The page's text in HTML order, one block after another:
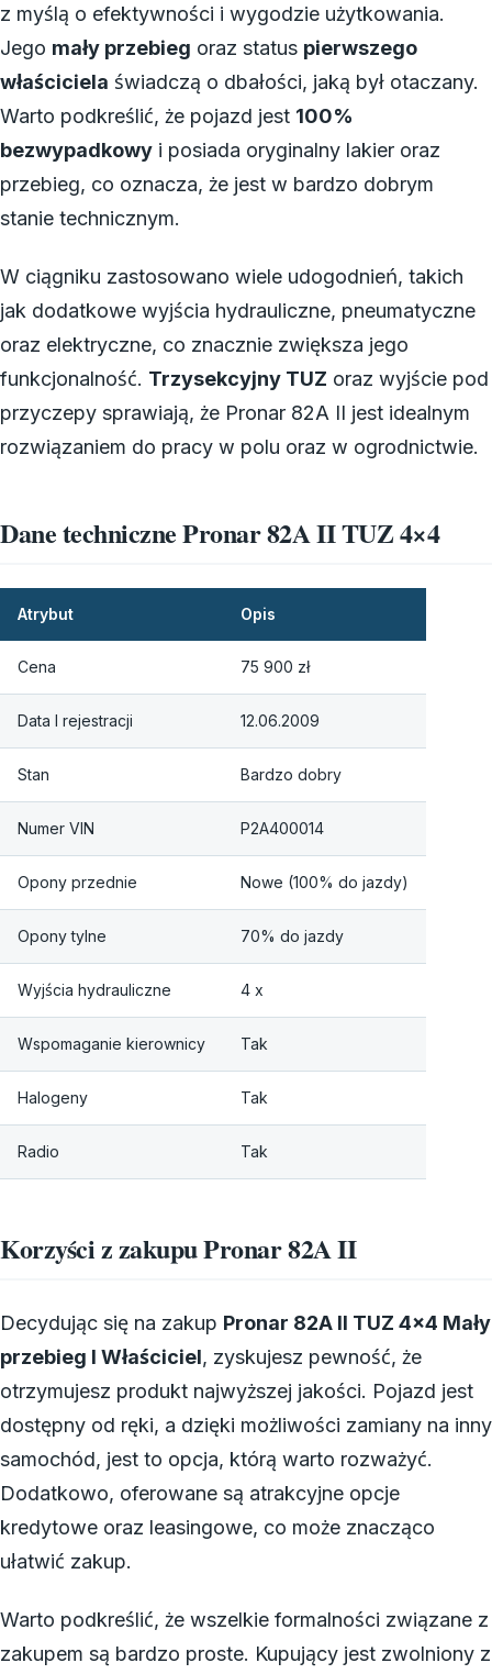
z myślą o efektywności i wygodzie użytkowania.
Jego mały przebieg oraz status pierwszego
właściciela świadczą o dbałości, jaką był otaczany.
Warto podkreślić, że pojazd jest 100%
bezwypadkowy i posiada oryginalny lakier oraz
przebieg, co oznacza, że jest w bardzo dobrym
stanie technicznym.
W ciągniku zastosowano wiele udogodnień, takich
jak dodatkowe wyjścia hydrauliczne, pneumatyczne
oraz elektryczne, co znacznie zwiększa jego
funkcjonalność. Trzysekcyjny TUZ oraz wyjście pod
przyczepy sprawiają, że Pronar 82A II jest idealnym
rozwiązaniem do pracy w polu oraz w ogrodnictwie.
Dane techniczne Pronar 82A II TUZ 4×4
Atrybut Opis
Cena 75 900 zł
Data I rejestracji 12.06.2009
Stan Bardzo dobry
Numer VIN P2A400014
Opony przednie Nowe (100% do jazdy)
Opony tylne 70% do jazdy
Wyjścia hydrauliczne 4 x
Wspomaganie kierownicy Tak
Halogeny Tak
Radio Tak
Korzyści z zakupu Pronar 82A II
Decydując się na zakup Pronar 82A II TUZ 4×4 Mały
przebieg I Właściciel, zyskujesz pewność, że
otrzymujesz produkt najwyższej jakości. Pojazd jest
dostępny od ręki, a dzięki możliwości zamiany na inny
samochód, jest to opcja, którą warto rozważyć.
Dodatkowo, oferowane są atrakcyjne opcje
kredytowe oraz leasingowe, co może znacząco
ułatwić zakup.
Warto podkreślić, że wszelkie formalności związane z
zakupem są bardzo proste. Kupujący jest zwolniony z